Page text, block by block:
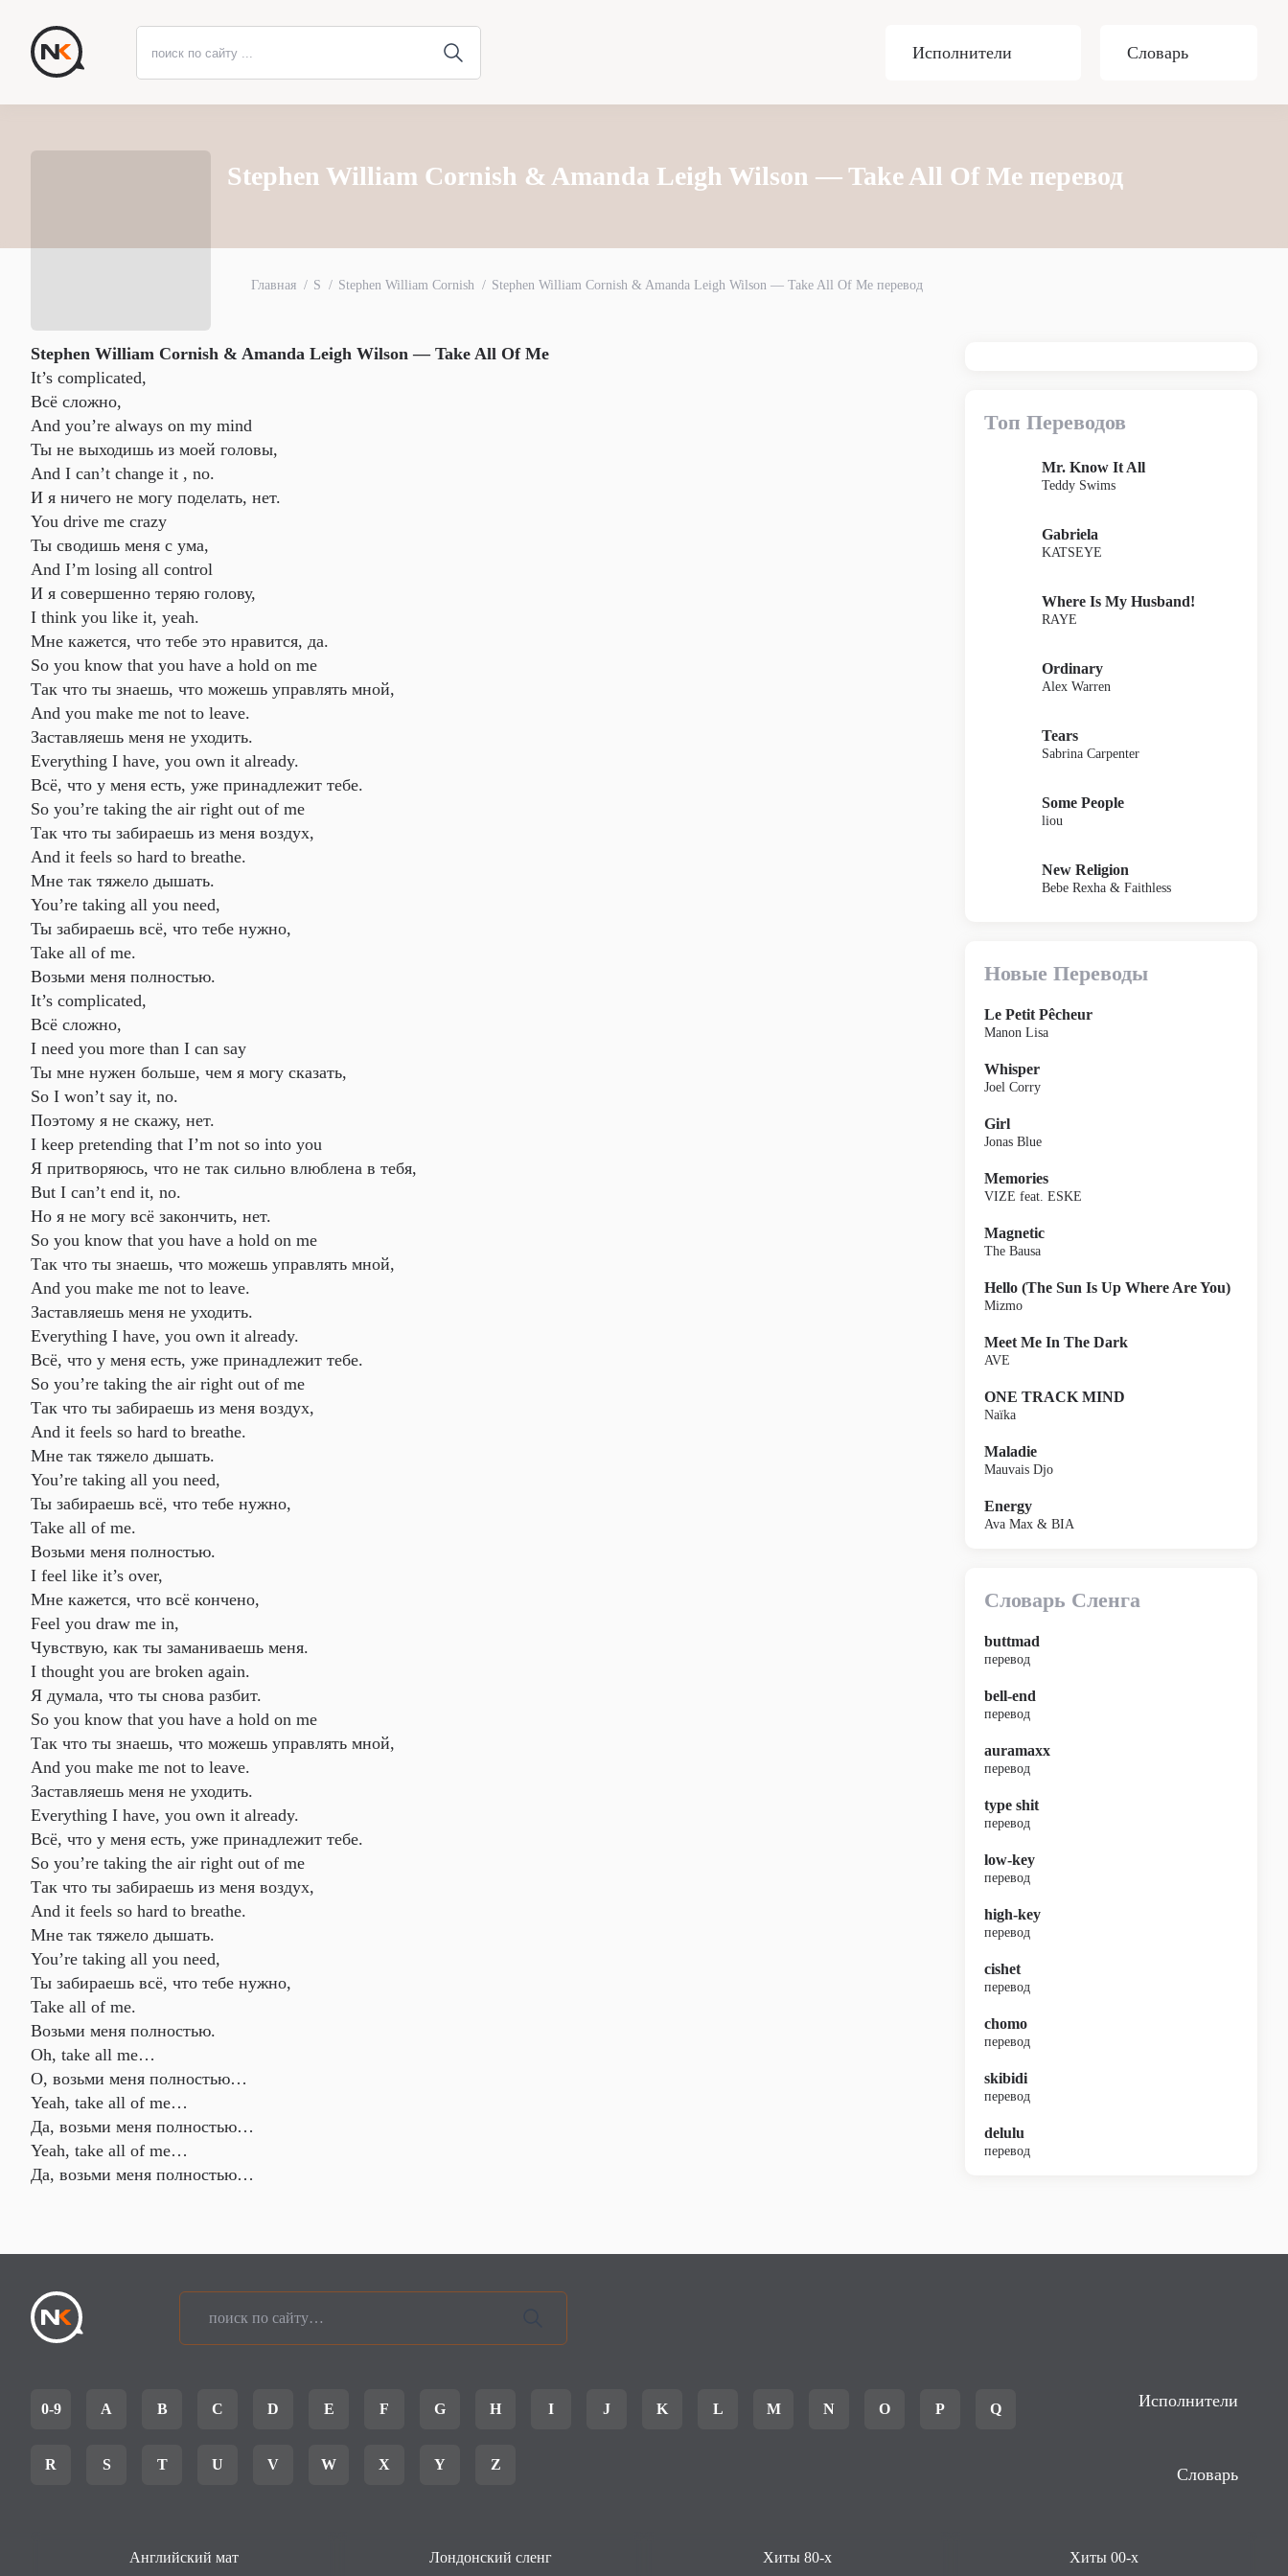
Исполнители Словарь
Stephen William Cornish & Amanda Leigh Wilson — Take All Of Me перевод
Главная S Stephen William Cornish Stephen William Cornish & Amanda Leigh Wilson — Take All Of Me перевод
Stephen William Cornish & Amanda Leigh Wilson — Take All Of Me
It’s complicated,
Всё сложно,
And you’re always on my mind
Ты не выходишь из моей головы,
And I can’t change it , no.
И я ничего не могу поделать, нет.
You drive me crazy
Ты сводишь меня с ума,
And I’m losing all control
И я совершенно теряю голову,
I think you like it, yeah.
Мне кажется, что тебе это нравится, да.
So you know that you have a hold on me
Так что ты знаешь, что можешь управлять мной,
And you make me not to leave.
Заставляешь меня не уходить.
Everything I have, you own it already.
Всё, что у меня есть, уже принадлежит тебе.
So you’re taking the air right out of me
Так что ты забираешь из меня воздух,
And it feels so hard to breathe.
Мне так тяжело дышать.
You’re taking all you need,
Ты забираешь всё, что тебе нужно,
Take all of me.
Возьми меня полностью.
It’s complicated,
Всё сложно,
I need you more than I can say
Ты мне нужен больше, чем я могу сказать,
So I won’t say it, no.
Поэтому я не скажу, нет.
I keep pretending that I’m not so into you
Я притворяюсь, что не так сильно влюблена в тебя,
But I can’t end it, no.
Но я не могу всё закончить, нет.
So you know that you have a hold on me
Так что ты знаешь, что можешь управлять мной,
And you make me not to leave.
Заставляешь меня не уходить.
Everything I have, you own it already.
Всё, что у меня есть, уже принадлежит тебе.
So you’re taking the air right out of me
Так что ты забираешь из меня воздух,
And it feels so hard to breathe.
Мне так тяжело дышать.
You’re taking all you need,
Ты забираешь всё, что тебе нужно,
Take all of me.
Возьми меня полностью.
I feel like it’s over,
Мне кажется, что всё кончено,
Feel you draw me in,
Чувствую, как ты заманиваешь меня.
I thought you are broken again.
Я думала, что ты снова разбит.
So you know that you have a hold on me
Так что ты знаешь, что можешь управлять мной,
And you make me not to leave.
Заставляешь меня не уходить.
Everything I have, you own it already.
Всё, что у меня есть, уже принадлежит тебе.
So you’re taking the air right out of me
Так что ты забираешь из меня воздух,
And it feels so hard to breathe.
Мне так тяжело дышать.
You’re taking all you need,
Ты забираешь всё, что тебе нужно,
Take all of me.
Возьми меня полностью.
Oh, take all me…
О, возьми меня полностью…
Yeah, take all of me…
Да, возьми меня полностью…
Yeah, take all of me…
Да, возьми меня полностью…
Топ Переводов
Mr. Know It All
Teddy Swims
Gabriela
KATSEYE
Where Is My Husband!
RAYE
Ordinary
Alex Warren
Tears
Sabrina Carpenter
Some People
liou
New Religion
Bebe Rexha & Faithless
Новые Переводы
Le Petit Pêcheur
Manon Lisa
Whisper
Joel Corry
Girl
Jonas Blue
Memories
VIZE feat. ESKE
Magnetic
The Bausa
Hello (The Sun Is Up Where Are You)
Mizmo
Meet Me In The Dark
AVE
ONE TRACK MIND
Naïka
Maladie
Mauvais Djo
Energy
Ava Max & BIA
Словарь Сленга
buttmad
перевод
bell-end
перевод
auramaxx
перевод
type shit
перевод
low-key
перевод
high-key
перевод
cishet
перевод
chomo
перевод
skibidi
перевод
delulu
перевод
0-9 A B C D E F G H I J K L M N O P Q
R S T U V W X Y Z
Исполнители
Словарь
Английский мат Лондонский сленг Хиты 80-х Хиты 00-х